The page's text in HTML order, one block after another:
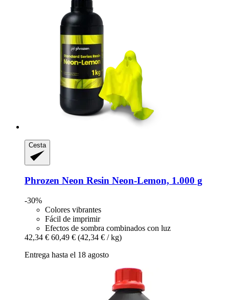
Cesta
Phrozen Neon Resin Neon-​Lemon, 1.000 g
-30%
Colores vibrantes
Fácil de imprimir
Efectos de sombra combinados con luz
42,34 € 60,49 € (42,34 € / kg)
Entrega hasta el 18 agosto